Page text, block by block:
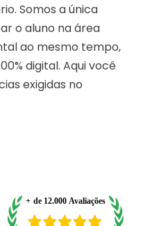
Somos a única
o aluno na área
ao mesmo tempo,
digital. Aqui você
exigidas no